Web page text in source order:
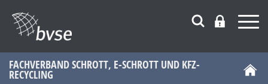
FACHVERBAND SCHROTT, E-SCHROTT UND KFZ-
RECYCLING